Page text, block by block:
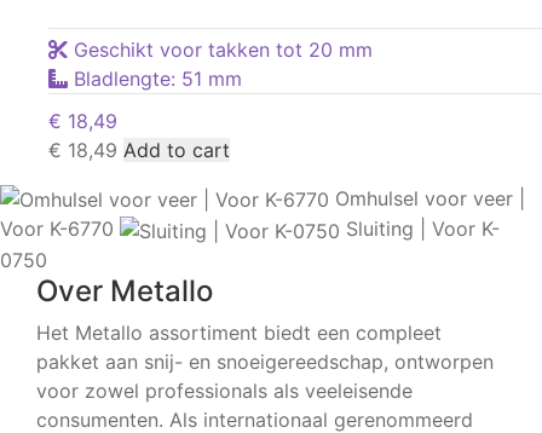
Geschikt voor takken tot 20 mm
Bladlengte: 51 mm
€ 18,49
€ 18,49 Add to cart
Omhulsel voor veer |
Voor K-6770
Sluiting | Voor K-
0750
Over Metallo
Het Metallo assortiment biedt een compleet
pakket aan snij- en snoeigereedschap, ontworpen
voor zowel professionals als veeleisende
consumenten. Als internationaal gerenommeerd